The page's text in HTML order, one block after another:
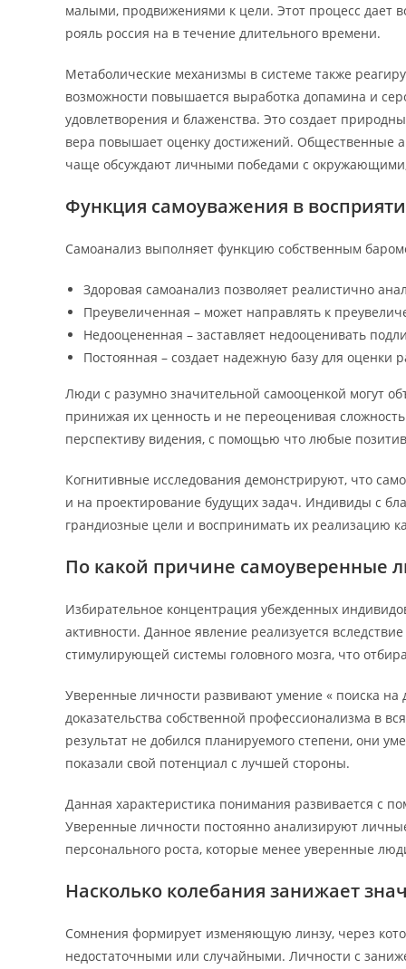
малыми, продвижениями к цели. Этот процесс дает
рояль россия на в течение длительного времени.
Метаболические механизмы в системе также
возможности повышается выработка допамина и
удовлетворения и блаженства. Это создает
вера повышает оценку достижений. Общественные
чаще обсуждают личными победами с окружающими,
Функция самоуважения в
Самоанализ выполняет функцию собственным
Здоровая самоанализ позволяет реалистично
Преувеличенная – может направлять к
Недооцененная – заставляет недооценивать
Постоянная – создает надежную базу для оценки
Люди с разумно значительной самооценкой могут
принижая их ценность и не переоценивая
перспективу видения, с помощью что любые
Когнитивные исследования демонстрируют, что
и на проектирование будущих задач. Индивиды с
грандиозные цели и воспринимать их реализацию
По какой причине самоуверенные
Избирательное концентрация убежденных
активности. Данное явление реализуется
стимулирующей системы головного мозга, что
Уверенные личности развивают умение « поиска
доказательства собственной профессионализма в
результат не добился планируемого степени, они
показали свой потенциал с лучшей стороны.
Данная характеристика понимания развивается с
Уверенные личности постоянно анализируют
персонального роста, которые менее уверенные
Насколько колебания занижает
Сомнения формирует изменяющую линзу, через
недостаточными или случайными. Личности с